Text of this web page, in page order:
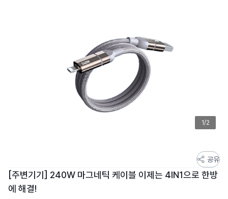
1/2
토
어
스
공유
[주변기기] 240W 마그네틱 케이블 이제는 4IN1으로 한방
에 해결!